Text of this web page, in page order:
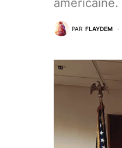
américaine.
PAR FLAYDEM